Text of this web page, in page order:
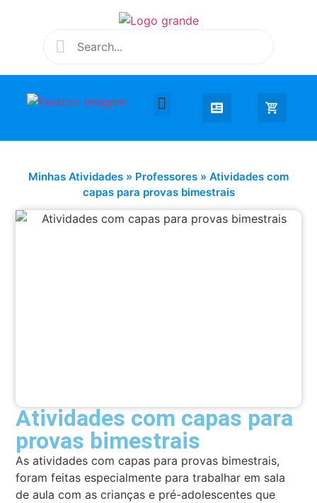
Minhas Atividades » Professores » Atividades com
capas para provas bimestrais
Atividades com capas para
provas bimestrais
As atividades com capas para provas bimestrais,
foram feitas especialmente para trabalhar em sala
de aula com as crianças e pré-adolescentes que